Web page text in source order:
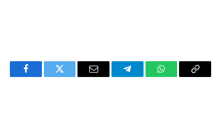
FacebookTwitter Email TelegramWhatsAppCopy